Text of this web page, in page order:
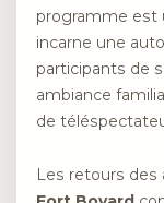
programme est
incarne une
participants de
ambiance
de
Les retours